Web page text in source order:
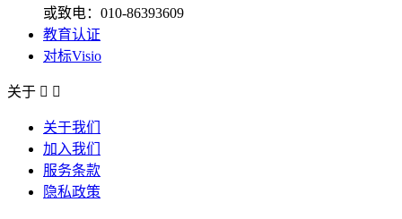
或致电：010-86393609
教育认证
对标Visio
关于  
关于我们
加入我们
服务条款
隐私政策